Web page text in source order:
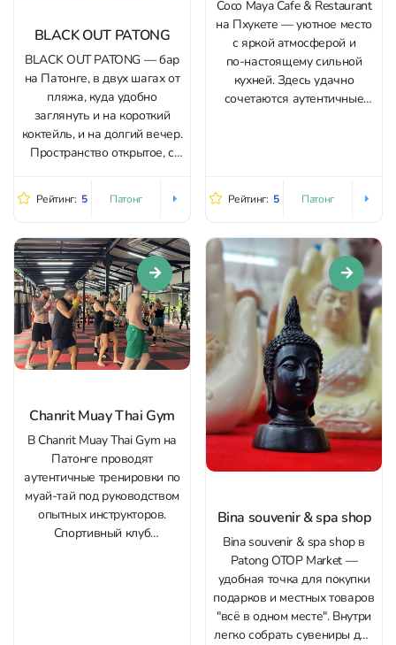
BLACK OUT PATONG
BLACK OUT PATONG — бар
на Патонге, в двух шагах от
пляжа, куда удобно
заглянуть и на короткий
коктейль, и на долгий вечер.
Пространство открытое, с
тропический ливень,
остаться на свежем воздухе
и при этом не тесниться
даже в часы наплыва
гостей. Внутри — аккуратно
и...
Рейтинг: 5 Патонг
Coco Maya Cafe & Restaurant
на Пхукете — уютное место
с яркой атмосферой и
по‑настоящему сильной
кухней. Здесь удачно
сочетаются аутентичные
меню особенно хвалят
называют «лучшим, что
пробовали»), pav bhaji
fondue, lehsooni palak и...
Рейтинг: 5 Патонг
Chanrit Muay Thai Gym
В Chanrit Muay Thai Gym на
Патонге проводят
аутентичные тренировки по
муай-тай под руководством
опытных инструкторов.
Спортивный клуб
Bina souvenir & spa shop
Bina souvenir & spa shop в
Patong OTOP Market —
удобная точка для покупки
подарков и местных товаров
"всё в одном месте". Внутри
легко собрать сувениры для